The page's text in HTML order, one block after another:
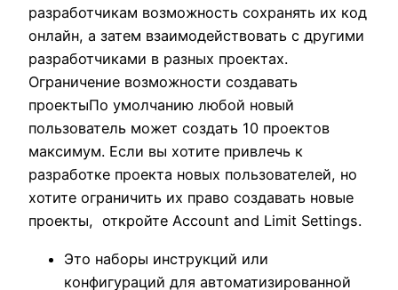
разработчикам возможность сохранять их код
онлайн, а затем взаимодействовать с другими
разработчиками в разных проектах.
Ограничение возможности создавать
проектыПо умолчанию любой новый
пользователь может создать 10 проектов
максимум. Если вы хотите привлечь к
разработке проекта новых пользователей, но
хотите ограничить их право создавать новые
проекты, откройте Account and Limit Settings.
Это наборы инструкций или
конфигураций для автоматизированной